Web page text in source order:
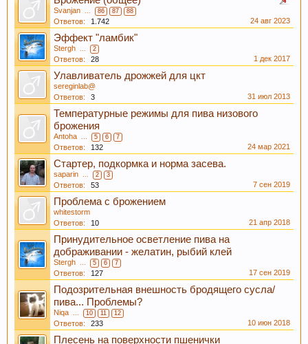
Если Вам нравится наш сайт, форум и
интернет-магазин, пожалуйста, поделитесь
ссылкой в соц сетях и в соц закладках. Тем
самым нас станет больше :) Спасибо!
Любое общение, которое не по-теме ПРОШУ
Svanjan ... 86 87 88
Ответов: 1.742 24 авг 2023
Эффект "ламбик"
Stergh ... 2
Ответов: 28 1 дек 2017
Улавливатель дрожжей для цкт
sereginlab@
Ответов:
3 31 июл 2013
Температурные режимы для пива низового
брожения
Antoha ... 5 6 7
Ответов: 132 24 мар 2021
Стартер, подкормка и норма засева.
saparin ... 2 3
Ответов: 53 7 сен 2019
Проблема с брожением
whitestorm
Ответов:
10 21 апр 2018
Принудительное осветление пива на
дображивании - желатин, рыбий клей
Stergh ... 5 6 7
Ответов: 127 17 сен 2019
Подозрительная внешность бродящего сусла/
пива... Проблемы?
Niqa ... 10 11 12
Ответов: 233 10 июн 2018
Плесень на поверхности пшенички